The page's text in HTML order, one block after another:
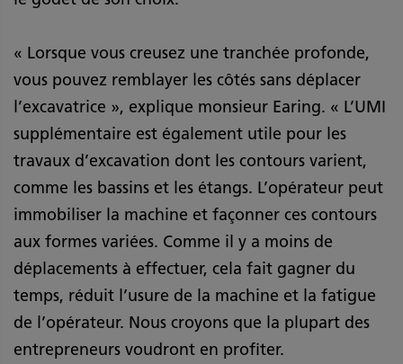
« Lorsque vous creusez une tranchée profonde,
vous pouvez remblayer les côtés sans déplacer
l’excavatrice », explique monsieur Earing. « L’UMI
supplémentaire est également utile pour les
travaux d’excavation dont les contours varient,
comme les bassins et les étangs. L’opérateur peut
immobiliser la machine et façonner ces contours
aux formes variées. Comme il y a moins de
déplacements à effectuer, cela fait gagner du
temps, réduit l’usure de la machine et la fatigue
de l’opérateur. Nous croyons que la plupart des
entrepreneurs voudront en profiter.